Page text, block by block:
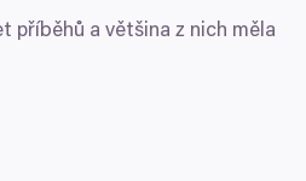
příběhů a většina z nich měla